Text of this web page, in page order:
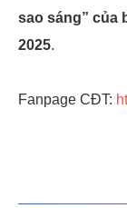
sao sáng” của
2025.
Fanpage CĐT: